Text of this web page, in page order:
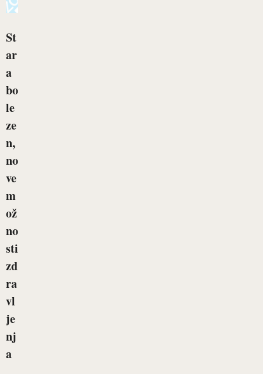
St
ar
a
bo
le
ze
n,
no
ve
m
ož
no
sti
zd
ra
vl
je
nj
a